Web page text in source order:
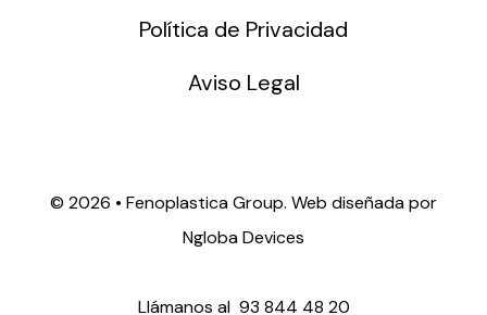
Política de Privacidad
Aviso Legal
© 2026 • Fenoplastica Group. Web diseñada por
Ngloba Devices
Llámanos al 93 844 48 20